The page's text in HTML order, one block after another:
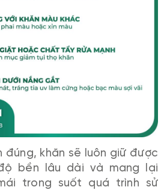
đúng, khăn sẽ luôn giữ được
bền lâu dài và mang lại
trong suốt quá trình sử